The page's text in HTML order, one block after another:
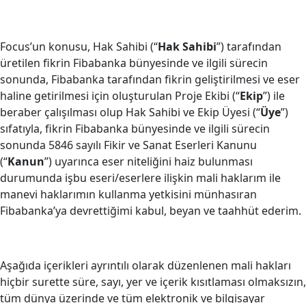
Focus’un konusu, Hak Sahibi (“Hak Sahibi”) tarafından
üretilen fikrin Fibabanka bünyesinde ve ilgili sürecin
sonunda, Fibabanka tarafından fikrin geliştirilmesi ve eser
haline getirilmesi için oluşturulan Proje Ekibi (“Ekip”) ile
beraber çalışılması olup Hak Sahibi ve Ekip Üyesi (“Üye”)
sıfatıyla, fikrin Fibabanka bünyesinde ve ilgili sürecin
sonunda 5846 sayılı Fikir ve Sanat Eserleri Kanunu
(“Kanun”) uyarınca eser niteliğini haiz bulunması
durumunda işbu eseri/eserlere ilişkin mali haklarım ile
manevi haklarımın kullanma yetkisini münhasıran
Fibabanka’ya devrettiğimi kabul, beyan ve taahhüt ederim.
Aşağıda içerikleri ayrıntılı olarak düzenlenen mali hakları
hiçbir surette süre, sayı, yer ve içerik kısıtlaması olmaksızın,
tüm dünya üzerinde ve tüm elektronik ve bilgisayar